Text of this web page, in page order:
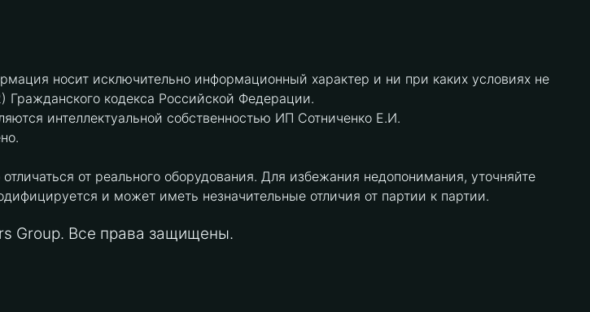
носит исключительно информационный характер и ни при каких условиях не
кодекса Российской Федерации.
интеллектуальной собственностью ИП Сотниченко Е.И.
от реального оборудования. Для избежания недопонимания, уточняйте
и может иметь незначительные отличия от партии к партии.
Group. Все права защищены.